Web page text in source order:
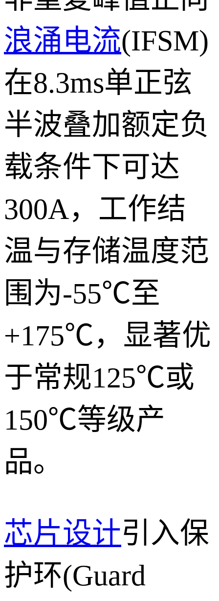
浪涌电流(IFSM)
在8.3ms单正弦
半波叠加额定负
载条件下可达
300A，工作结
温与存储温度范
围为-55℃至
+175℃，显著优
于常规125℃或
150℃等级产
品。
芯片设计引入保
护环(Guard